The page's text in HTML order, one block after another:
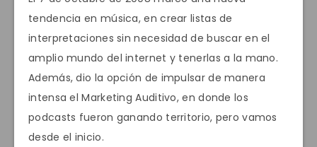
tendencia en música, en crear listas de
interpretaciones sin necesidad de buscar en el
amplio mundo del internet y tenerlas a la mano.
Además, dio la opción de impulsar de manera
intensa el Marketing Auditivo, en donde los
podcasts fueron ganando territorio, pero vamos
desde el inicio.